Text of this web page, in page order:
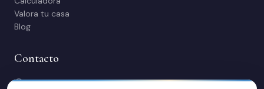
Valora tu casa
Blog
Contacto
C/ Manuel Maestre 31, 03600 Elda (Alicante)